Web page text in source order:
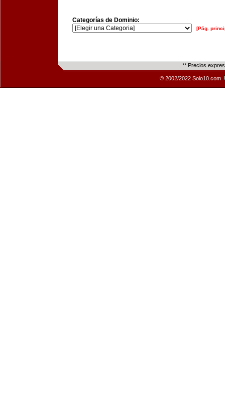
Categorías de Dominio:
[Pág.
** Precios
© 2002/2022 Solo10.com